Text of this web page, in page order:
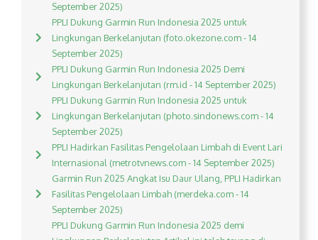
September 2025)
PPLI Dukung Garmin Run Indonesia 2025 untuk
Lingkungan Berkelanjutan (foto.okezone.com - 14
September 2025)
PPLI Dukung Garmin Run Indonesia 2025 Demi
Lingkungan Berkelanjutan (rm.id - 14 September 2025)
PPLI Dukung Garmin Run Indonesia 2025 untuk
Lingkungan Berkelanjutan (photo.sindonews.com - 14
September 2025)
PPLI Hadirkan Fasilitas Pengelolaan Limbah di Event Lari
Internasional (metrotvnews.com - 14 September 2025)
Garmin Run 2025 Angkat Isu Daur Ulang, PPLI Hadirkan
Fasilitas Pengelolaan Limbah (merdeka.com - 14
September 2025)
PPLI Dukung Garmin Run Indonesia 2025 demi